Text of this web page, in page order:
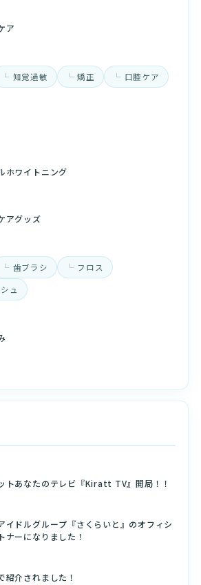
ア
知覚過敏 矯正 口腔ケア
ホワイトニング
アグッズ
歯ブラシ
フロス
ュ
トあなたのテレビ『Kiratt TV』開局！！
イドルグループ『さくらいと』のオフィシ
ナーになりました！
紹介されました！